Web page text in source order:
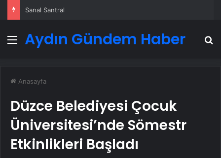
Sanal Santral
Menü
Aydın Gündem Haber
Anasayfa
Düzce Belediyesi Çocuk
Üniversitesi’nde Sömestr
Etkinlikleri Başladı